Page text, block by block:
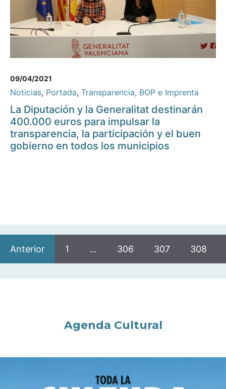
09/04/2021
Noticias, Portada, Transparencia, BOP e Imprenta
La Diputación y la Generalitat destinarán
400.000 euros para impulsar la
transparencia, la participación y el buen
gobierno en todos los municipios
Anterior 1 … 306 307 308
Agenda Cultural